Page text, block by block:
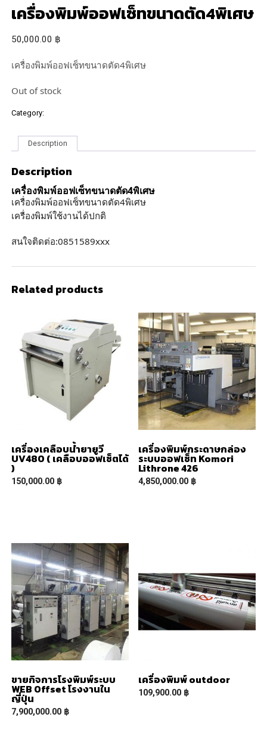
เครื่องพิมพ์ออฟเซ็ทขนาดตัด4พิเศษ
50,000.00 ฿
เครื่องพิมพ์ออฟเซ็ทขนาดตัด4พิเศษ
Out of stock
Category:
Description
Description
เครื่องพิมพ์ออฟเซ็ทขนาดตัด4พิเศษ
เครื่องพิมพ์ออฟเซ็ทขนาดตัด4พิเศษ
เครื่องพิมพ์ใช้งานได้ปกติ
สนใจติดต่อ:0851589xxx
Related products
เครื่องเคลือบน้ำยายูวี
UV480 ( เคลือบออฟเซ็ตได้
)
150,000.00 ฿
เครื่องพิมพ์กระดาษกล่อง
ระบบออฟเซ็ท Komori
Lithrone 426
4,850,000.00 ฿
ขายกิจการโรงพิมพ์ระบบ
WEB Offset โรงงานใน
ญี่ปุ่น
7,900,000.00 ฿
เครื่องพิมพ์ outdoor
109,900.00 ฿